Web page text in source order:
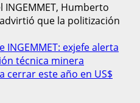
Humberto
que la politización
INGEMMET: exjefe alerta
técnica minera
cerrar este año en US$